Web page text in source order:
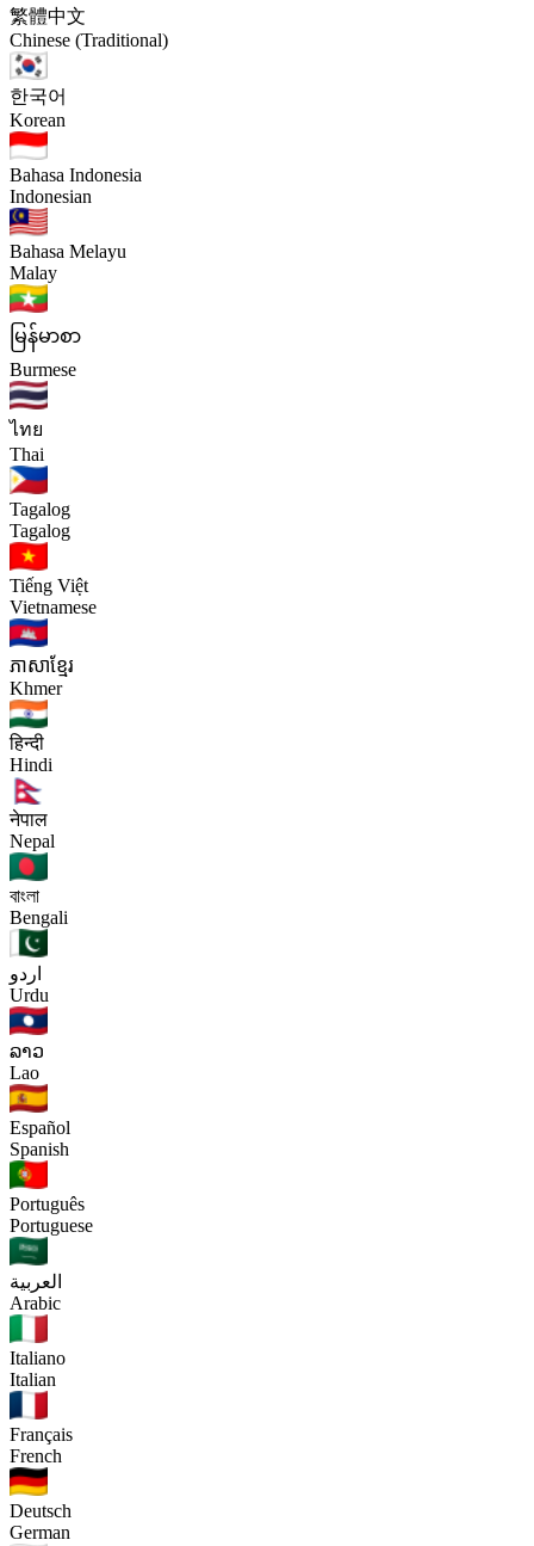
繁體中文
Chinese (Traditional)
한국어
Korean
Bahasa Indonesia
Indonesian
Bahasa Melayu
Malay
မြန်မာစာ
Burmese
ไทย
Thai
Tagalog
Tagalog
Tiếng Việt
Vietnamese
ភាសាខ្មែរ
Khmer
हिन्दी
Hindi
नेपाल
Nepal
বাংলা
Bengali
اردو
Urdu
ລາວ
Lao
Español
Spanish
Português
Portuguese
العربية
Arabic
Italiano
Italian
Français
French
Deutsch
German